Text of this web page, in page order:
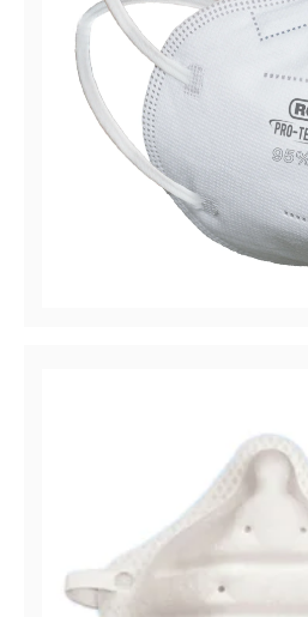
PRO-TEC™
Filtro de partículas / Médico